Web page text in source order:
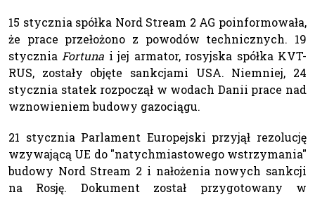
15 stycznia spółka Nord Stream 2 AG poinformowała,
że prace przełożono z powodów technicznych. 19
stycznia Fortuna i jej armator, rosyjska spółka KVT-
RUS, zostały objęte sankcjami USA. Niemniej, 24
stycznia statek rozpoczął w wodach Danii prace nad
wznowieniem budowy gazociągu.
21 stycznia Parlament Europejski przyjął rezolucję
wzywającą UE do "natychmiastowego wstrzymania"
budowy Nord Stream 2 i nałożenia nowych sankcji
na Rosję. Dokument został przygotowany w